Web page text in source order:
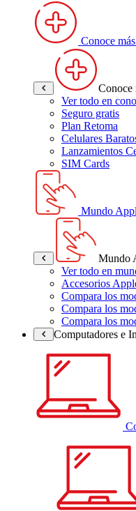
Conoce más
Conoce
Ver todo en
Seguro gratis
Plan Retoma
Celulares
Lanzamientos
SIM Cards
Mundo
Mundo
Ver todo en
Accesorios
Compara los
Compara los
Compara los
Computadores e